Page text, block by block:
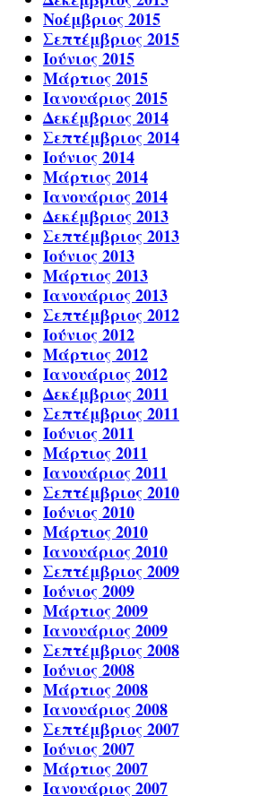
Νοέμβριος 2015
Σεπτέμβριος 2015
Ιούνιος 2015
Μάρτιος 2015
Ιανουάριος 2015
Δεκέμβριος 2014
Σεπτέμβριος 2014
Ιούνιος 2014
Μάρτιος 2014
Ιανουάριος 2014
Δεκέμβριος 2013
Σεπτέμβριος 2013
Ιούνιος 2013
Μάρτιος 2013
Ιανουάριος 2013
Σεπτέμβριος 2012
Ιούνιος 2012
Μάρτιος 2012
Ιανουάριος 2012
Δεκέμβριος 2011
Σεπτέμβριος 2011
Ιούνιος 2011
Μάρτιος 2011
Ιανουάριος 2011
Σεπτέμβριος 2010
Ιούνιος 2010
Μάρτιος 2010
Ιανουάριος 2010
Σεπτέμβριος 2009
Ιούνιος 2009
Μάρτιος 2009
Ιανουάριος 2009
Σεπτέμβριος 2008
Ιούνιος 2008
Μάρτιος 2008
Ιανουάριος 2008
Σεπτέμβριος 2007
Ιούνιος 2007
Μάρτιος 2007
Ιανουάριος 2007